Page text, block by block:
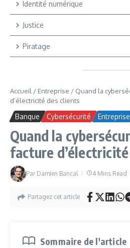
Identité numérique
Justice
Piratage
Accueil / Entreprise / Quand la
d’électricité des clients
Banque Cybersécurité Entreprise
Quand la
facture
Par Damien Bancal 4 Mins Read
Partagez cet article
Sommaire de l'article